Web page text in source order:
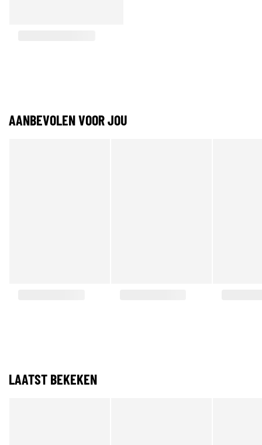
AANBEVOLEN VOOR JOU
LAATST BEKEKEN